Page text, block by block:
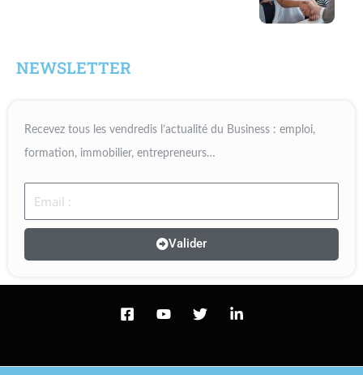
NEWSLETTER
Recevez tous les vendredis l’actualité du Business : emploi,
formation, immobilier, entrepreneurs…
Email
Valider